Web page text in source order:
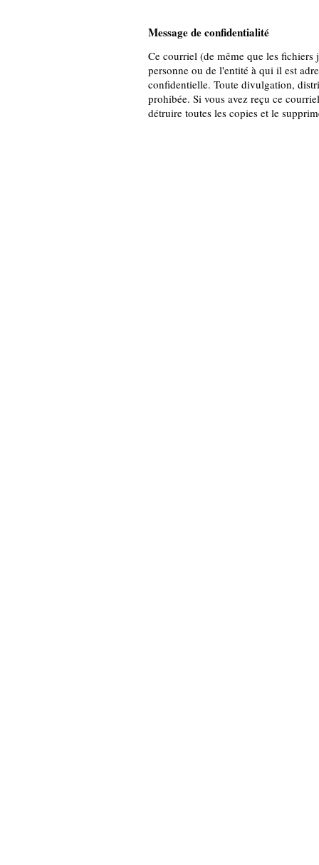
Message de confidentialité
Ce courriel (de même que les fichiers
personne ou de l'entité à qui il est
confidentielle. Toute divulgation,
prohibée. Si vous avez reçu ce
détruire toutes les copies et le